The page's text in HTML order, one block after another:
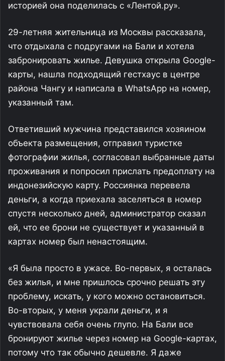
историей она поделилась с «Лентой.ру».
29-летняя жительница из Москвы рассказала,
что отдыхала с подругами на Бали и хотела
забронировать жилье. Девушка открыла Google-
карты, нашла подходящий гестхаус в центре
района Чангу и написала в WhatsApp на номер,
указанный там.
Ответивший мужчина представился хозяином
объекта размещения, отправил туристке
фотографии жилья, согласовал выбранные даты
проживания и попросил прислать предоплату на
индонезийскую карту. Россиянка перевела
деньги, а когда приехала заселяться в номер
спустя несколько дней, администратор сказал
ей, что ее брони не существует и указанный в
картах номер был ненастоящим.
«Я была просто в ужасе. Во-первых, я осталась
без жилья, и мне пришлось срочно решать эту
проблему, искать, у кого можно остановиться.
Во-вторых, у меня украли деньги, и я
чувствовала себя очень глупо. На Бали все
бронируют жилье через номер на Google-картах,
потому что так обычно дешевле. Я даже